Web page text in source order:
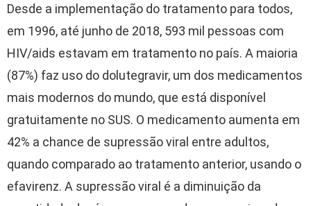
Desde a implementação do tratamento para todos,
em 1996, até junho de 2018, 593 mil pessoas com
HIV/aids estavam em tratamento no país. A maioria
(87%) faz uso do dolutegravir, um dos medicamentos
mais modernos do mundo, que está disponível
gratuitamente no SUS. O medicamento aumenta em
42% a chance de supressão viral entre adultos,
quando comparado ao tratamento anterior, usando o
efavirenz. A supressão viral é a diminuição da